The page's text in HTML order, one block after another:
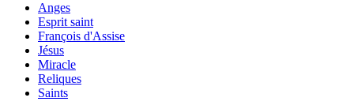
Anges
Esprit saint
François d'Assise
Jésus
Miracle
Reliques
Saints